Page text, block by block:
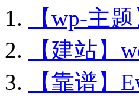
【wp-主
【建站】
【靠谱】